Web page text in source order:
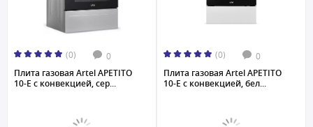
(0) 0
Плита газовая Artel APETITO
10-E с конвекцией, сер...
(0) 0
Плита газовая Artel APETITO
10-E с конвекцией, бел...